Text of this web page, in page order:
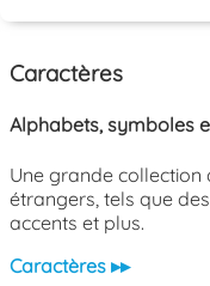
Caractères
Alphabets, symboles
Une grande
étrangers, tels que
accents et plus.
Caractères ▸▸